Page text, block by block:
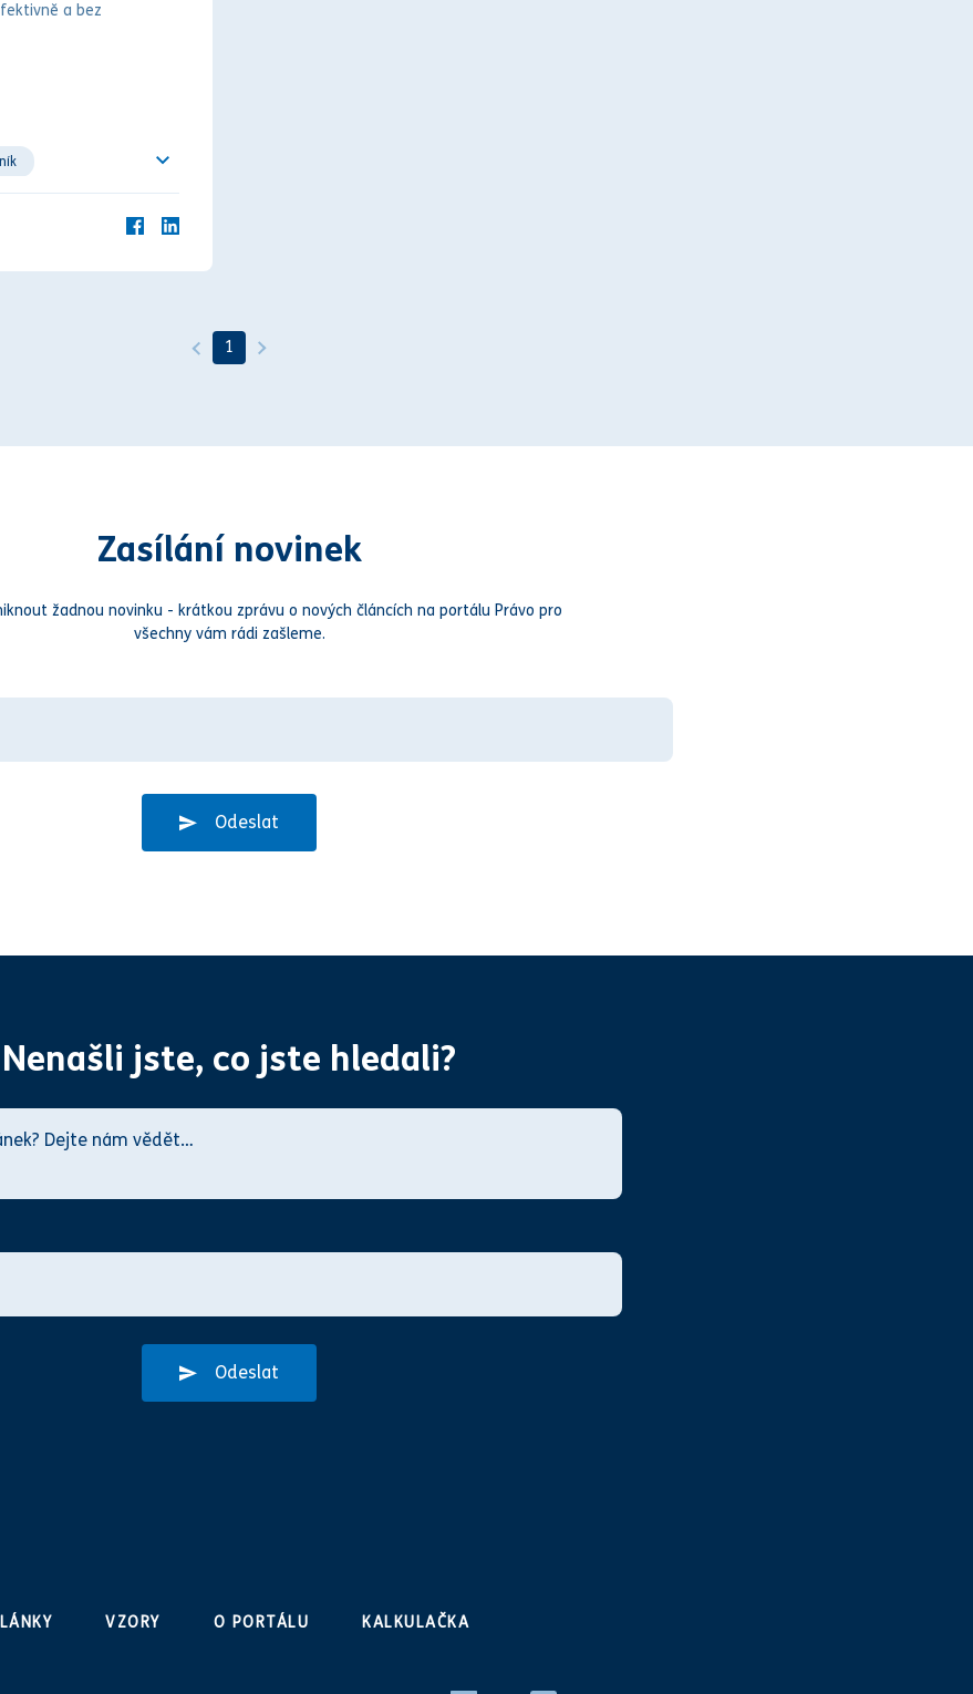
a bez
1
Zasílání novinek
žadnou novinku - krátkou zprávu o nových článcích na portálu Právo pro
všechny vám rádi zašleme.
Odeslat
Nenašli jste, co jste hledali?
Odeslat
VZORY O PORTÁLU KALKULAČKA